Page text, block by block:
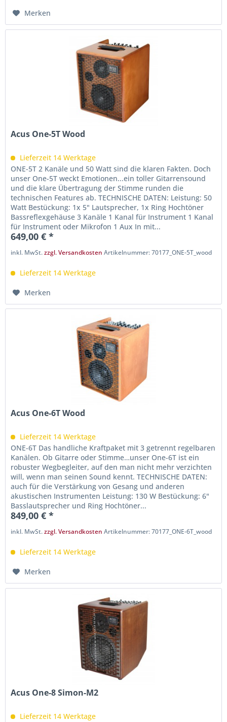
Merken
Acus One-5T Wood
Lieferzeit 14 Werktage
ONE-5T 2 Kanäle und 50 Watt sind die klaren Fakten. Doch
unser One-5T weckt Emotionen...ein toller Gitarrensound
und die klare Übertragung der Stimme runden die
technischen Features ab. TECHNISCHE DATEN: Leistung: 50
Watt Bestückung: 1x 5" Lautsprecher, 1x Ring Hochtöner
Bassreflexgehäuse 3 Kanäle 1 Kanal für Instrument 1 Kanal
für Instrument oder Mikrofon 1 Aux In mit...
649,00 € *
inkl. MwSt.zzgl. Versandkosten Artikelnummer: 70177_ONE-5T_wood
Lieferzeit 14 Werktage
Merken
Acus One-6T Wood
Lieferzeit 14 Werktage
ONE-6T Das handliche Kraftpaket mit 3 getrennt regelbaren
Kanälen. Ob Gitarre oder Stimme…unser One-6T ist ein
robuster Wegbegleiter, auf den man nicht mehr verzichten
will, wenn man seinen Sound kennt. TECHNISCHE DATEN:
auch für die Verstärkung von Gesang und anderen
akustischen Instrumenten Leistung: 130 W Bestückung: 6"
Basslautsprecher und Ring Hochtöner...
849,00 € *
inkl. MwSt.zzgl. Versandkosten Artikelnummer: 70177_ONE-6T_wood
Lieferzeit 14 Werktage
Merken
Acus One-8 Simon-M2
Lieferzeit 14 Werktage